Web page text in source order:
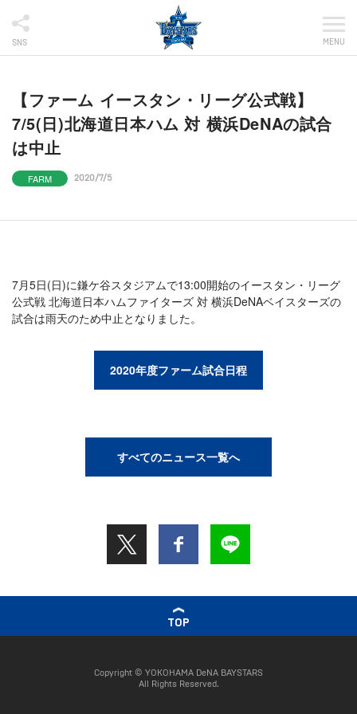
SNS MENU
【ファーム イースタン・リーグ公式戦】
7/5(日)北海道日本ハム 対 横浜DeNAの試合
は中止
FARM 2020/7/5
7月5日(日)に鎌ケ谷スタジアムで13:00開始のイースタン・リーグ
公式戦 北海道日本ハムファイターズ 対 横浜DeNAベイスターズの
試合は雨天のため中止となりました。
2020年度ファーム試合日程
すべてのニュース一覧へ
TOP
Copyright © YOKOHAMA DeNA BAYSTARS
All Rights Reserved.